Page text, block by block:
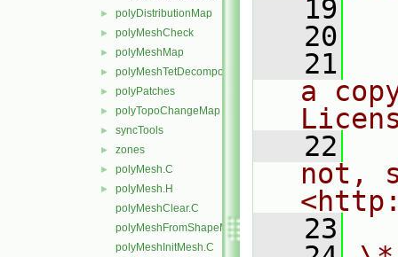
► polyDistributionMap
► polyMeshCheck
► polyMeshMap
► polyMeshTetDecomposition
► polyPatches
► polyTopoChangeMap
► syncTools
► zones
► polyMesh.C
►
polyMesh.H
polyMeshClear.C
polyMeshFromShapeMesh.C
polyMeshInitMesh.C
   19
   20
   21
a
   22
not,
   23